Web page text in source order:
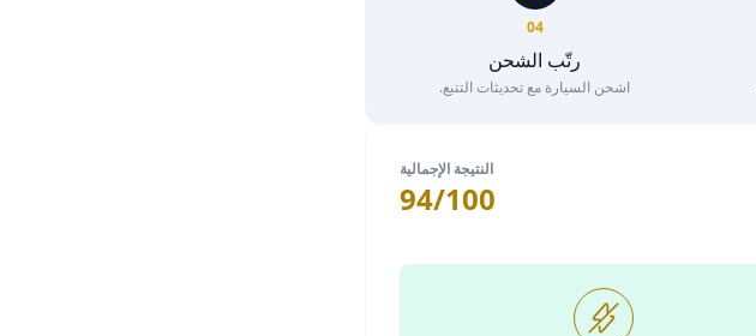
04
رتّب الشحن
اشحن السيارة مع تحديثات التتبع.
النتيجة الإجمالية
94/100